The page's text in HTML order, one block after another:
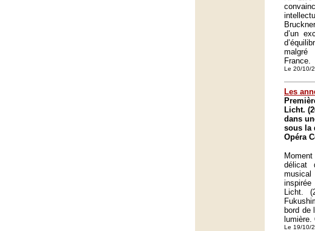
d’un
malgré
France.
Le 20/10/
Les
Licht.
dans
sous la
Opéra
délicat
musical
Licht.
bord de
Le 19/10/